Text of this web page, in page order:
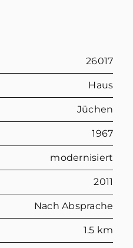
26017
Haus
Jüchen
1967
modernisiert
2011
Nach Absprache
1.5 km